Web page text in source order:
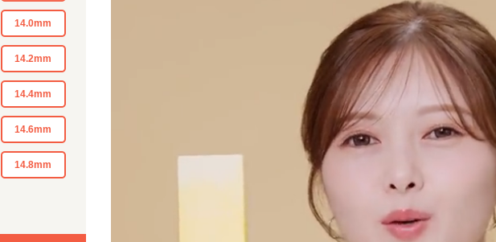
14.0mm
14.2mm
14.4mm
14.6mm
14.8mm